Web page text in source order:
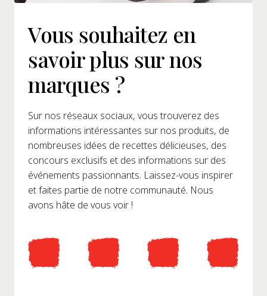
Vous souhaitez en
savoir plus sur nos
marques ?
Sur nos réseaux sociaux, vous trouverez des
informations intéressantes sur nos produits, de
nombreuses idées de recettes délicieuses, des
concours exclusifs et des informations sur des
événements passionnants. Laissez-vous inspirer
et faites partie de notre communauté. Nous
avons hâte de vous voir !